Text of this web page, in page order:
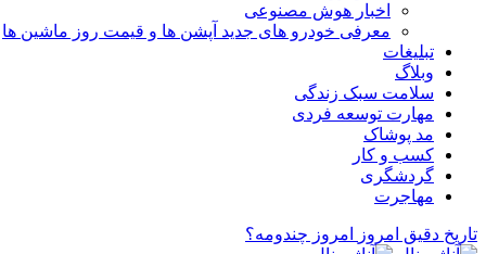
اخبار هوش مصنوعی
معرفی خودرو های جدید آپشن‌ ها و قیمت روز ماشین‌ ها
تبلیغات
وبلاگ
سلامت سبک زندگی
مهارت توسعه فردی
مد پوشاک
کسب و کار
گردشگری
مهاجرت
تاریخ دقیق امروز امروز چندومه؟